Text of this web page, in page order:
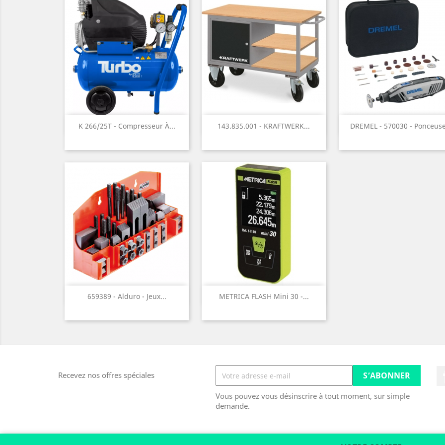
K 266/25T - Compresseur À...
Aperçu rapide 143.835.001 - KRAFTWERK...
Aperçu rapide DREMEL - 570030 -
Aperçu rapide
659389 - Alduro - Jeux...
Aperçu rapide METRICA FLASH Mini 30 -...
Aperçu rapide
Recevez nos offres spéciales
Vous pouvez vous désinscrire à tout moment, sur simple
demande.